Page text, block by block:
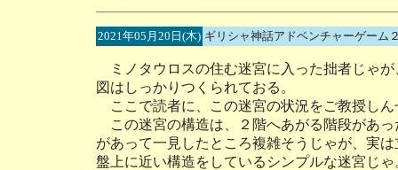
2021年05月20日(木) ギリシャ神話アドベンチャーゲー
ミノタウロスの住む迷宮に入った拙者じゃ
図はしっかりつくられておる。
ここで読者に、この迷宮の状況をご教授しん
この迷宮の構造は、２階へあがる階段があ
があって一見したところ複雑そうじゃが、実
盤上に近い構造をしているシンプルな迷宮じ